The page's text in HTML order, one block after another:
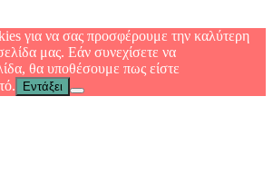
για να σας προσφέρουμε την καλύτερη
μας. Εάν συνεχίσετε να
θα υποθέσουμε πως είστε
Εντάξει